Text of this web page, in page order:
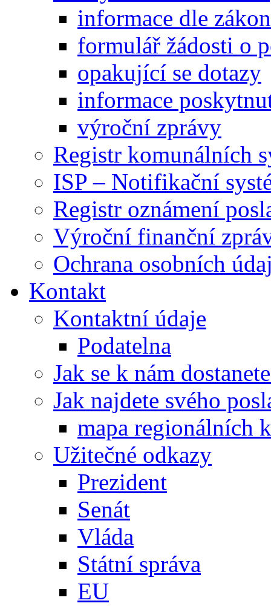
informace dle
formulář žádosti o
opakující se dotazy
informace
výroční zprávy
Registr komunálních
ISP – Notifikační
Registr oznámení
Výroční finanční
Ochrana osobních
Kontakt
Kontaktní údaje
Podatelna
Jak se k nám
Jak najdete svého
mapa regionálních
Užitečné odkazy
Prezident
Senát
Vláda
Státní správa
EU